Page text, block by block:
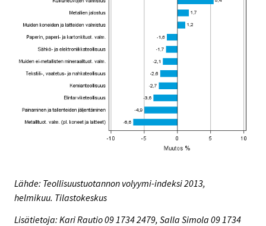
Lähde: Teollisuustuotannon volyymi-indeksi 2013,
helmikuu. Tilastokeskus
Lisätietoja: Kari Rautio 09 1734 2479, Salla Simola 09 1734